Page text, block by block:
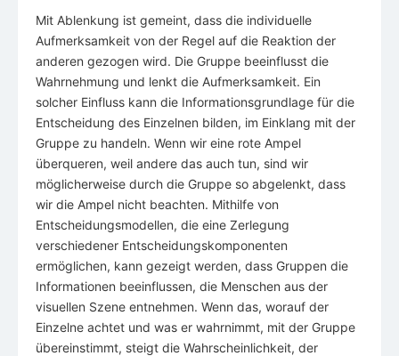
Mit Ablenkung ist gemeint, dass die individuelle
Aufmerksamkeit von der Regel auf die Reaktion der
anderen gezogen wird. Die Gruppe beeinflusst die
Wahrnehmung und lenkt die Aufmerksamkeit. Ein
solcher Einfluss kann die Informationsgrundlage für die
Entscheidung des Einzelnen bilden, im Einklang mit der
Gruppe zu handeln. Wenn wir eine rote Ampel
überqueren, weil andere das auch tun, sind wir
möglicherweise durch die Gruppe so abgelenkt, dass
wir die Ampel nicht beachten. Mithilfe von
Entscheidungsmodellen, die eine Zerlegung
verschiedener Entscheidungskomponenten
ermöglichen, kann gezeigt werden, dass Gruppen die
Informationen beeinflussen, die Menschen aus der
visuellen Szene entnehmen. Wenn das, worauf der
Einzelne achtet und was er wahrnimmt, mit der Gruppe
übereinstimmt, steigt die Wahrscheinlichkeit, der